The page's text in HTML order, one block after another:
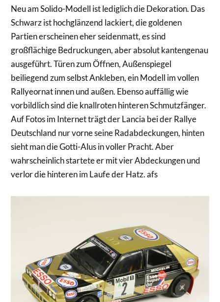
Neu am Solido-Modell ist lediglich die Dekoration. Das
Schwarz ist hochglänzend lackiert, die goldenen
Partien erscheinen eher seidenmatt, es sind
großflächige Bedruckungen, aber absolut kantengenau
ausgeführt. Türen zum Öffnen, Außenspiegel
beiliegend zum selbst Ankleben, ein Modell im vollen
Rallyeornat innen und außen. Ebenso auffällig wie
vorbildlich sind die knallroten hinteren Schmutzfänger.
Auf Fotos im Internet trägt der Lancia bei der Rallye
Deutschland nur vorne seine Radabdeckungen, hinten
sieht man die Gotti-Alus in voller Pracht. Aber
wahrscheinlich startete er mit vier Abdeckungen und
verlor die hinteren im Laufe der Hatz. afs